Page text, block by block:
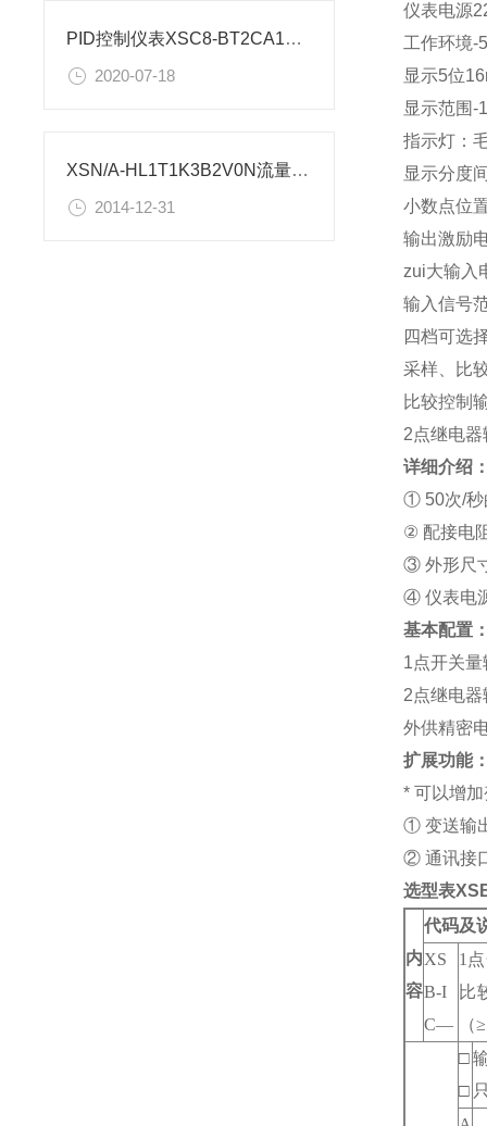
PID控制仪表XSC8-BT2CA1B1A1V0如何设置
2020-07-18
XSN/A-HL1T1K3B2V0N流量控制仪表使用设置
2014-12-31
仪表电源
工作环境
显示5位
显示范围-
指示灯：
显示分度
小数点位
输出激励
zui大输入
输入信号
四档可选
采样、比
比较控制
2点继电
详细介绍
① 50次/秒
② 配接电
③ 外形尺
④ 仪表电
基本配置
1点开关
2点继电
外供精密
扩展功能
* 可以增
① 变送输
② 通讯接
选型表
内
容
代码及
XS
B-I
C—
1
比
（
□
□